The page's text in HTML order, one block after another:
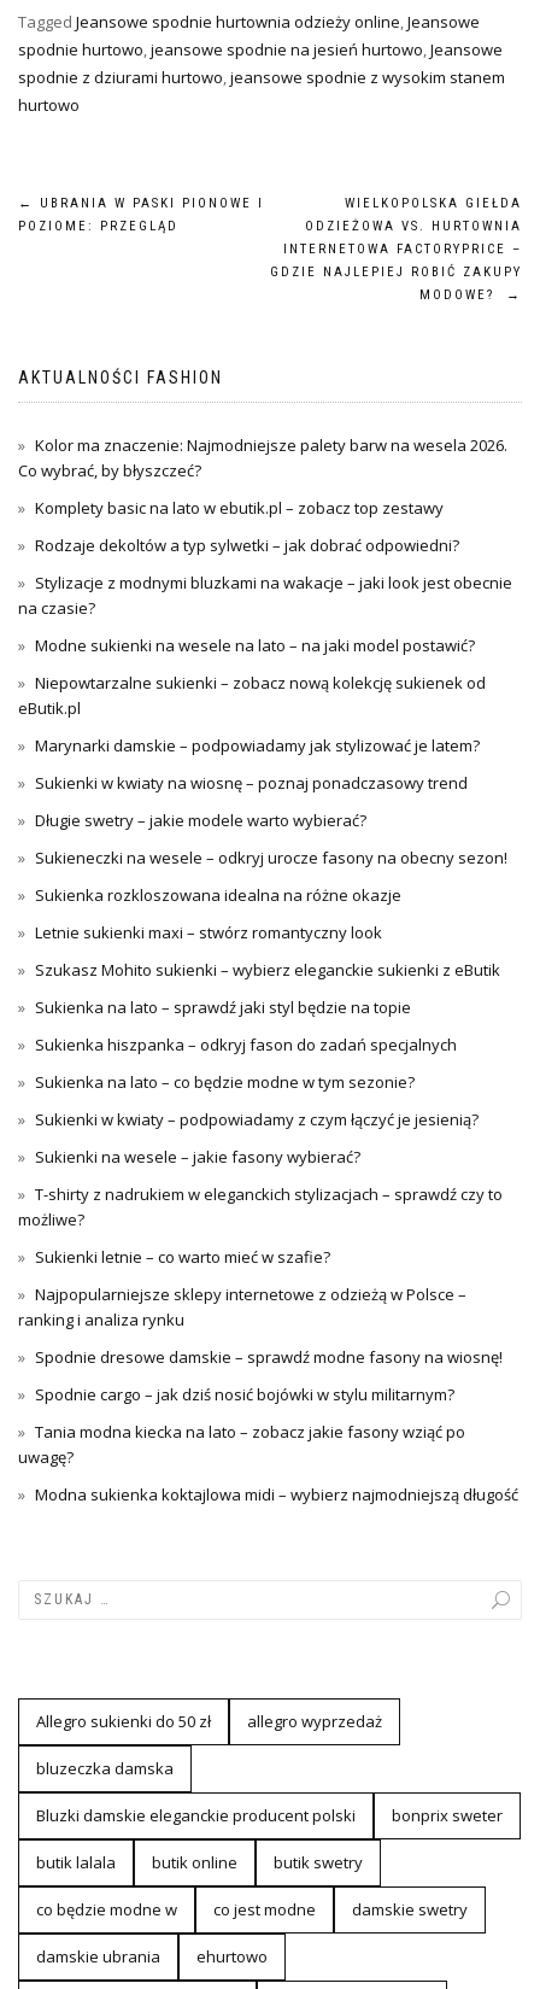
Tagged Jeansowe spodnie hurtownia odzieży online,Jeansowe
spodnie hurtowo,jeansowe spodnie na jesień hurtowo,Jeansowe
spodnie z dziurami hurtowo,jeansowe spodnie z wysokim stanem
hurtowo
Nawigacja
←
UBRANIA W PASKI PIONOWE I
POZIOME: PRZEGLĄD
WIELKOPOLSKA GIEŁDA
ODZIEŻOWA VS. HURTOWNIA
INTERNETOWA FACTORYPRICE –
GDZIE NAJLEPIEJ ROBIĆ ZAKUPY
MODOWE?
→
AKTUALNOŚCI FASHION
Kolor ma znaczenie: Najmodniejsze palety barw na wesela 2026.
Co wybrać, by błyszczeć?
Komplety basic na lato w ebutik.pl – zobacz top zestawy
Rodzaje dekoltów a typ sylwetki – jak dobrać odpowiedni?
Stylizacje z modnymi bluzkami na wakacje – jaki look jest obecnie
na czasie?
Modne sukienki na wesele na lato – na jaki model postawić?
Niepowtarzalne sukienki – zobacz nową kolekcję sukienek od
eButik.pl
Marynarki damskie – podpowiadamy jak stylizować je latem?
Sukienki w kwiaty na wiosnę – poznaj ponadczasowy trend
Długie swetry – jakie modele warto wybierać?
Sukieneczki na wesele – odkryj urocze fasony na obecny sezon!
Sukienka rozkloszowana idealna na różne okazje
Letnie sukienki maxi – stwórz romantyczny look
Szukasz Mohito sukienki – wybierz eleganckie sukienki z eButik
Sukienka na lato – sprawdź jaki styl będzie na topie
Sukienka hiszpanka – odkryj fason do zadań specjalnych
Sukienka na lato – co będzie modne w tym sezonie?
Sukienki w kwiaty – podpowiadamy z czym łączyć je jesienią?
Sukienki na wesele – jakie fasony wybierać?
T-shirty z nadrukiem w eleganckich stylizacjach – sprawdź czy to
możliwe?
Sukienki letnie – co warto mieć w szafie?
Najpopularniejsze sklepy internetowe z odzieżą w Polsce –
ranking i analiza rynku
Spodnie dresowe damskie – sprawdź modne fasony na wiosnę!
Spodnie cargo – jak dziś nosić bojówki w stylu militarnym?
Tania modna kiecka na lato – zobacz jakie fasony wziąć po
uwagę?
Modna sukienka koktajlowa midi – wybierz najmodniejszą długość
Allegro sukienki do 50 zł allegro wyprzedaż
bluzeczka damska
Bluzki damskie eleganckie producent polski bonprix sweter
butik lalala butik online butik swetry
co będzie modne w co jest modne damskie swetry
damskie ubrania ehurtowo